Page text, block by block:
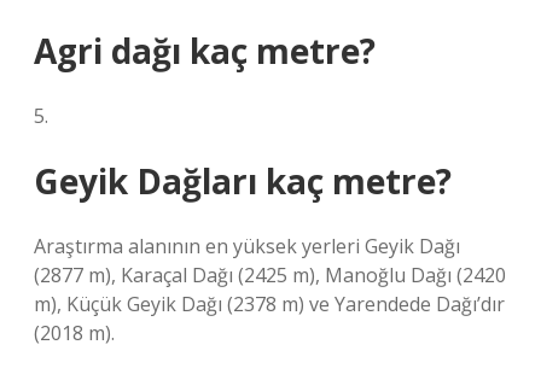
Agri dağı kaç metre?
5.
Geyik Dağları kaç metre?
Araştırma alanının en yüksek yerleri Geyik Dağı
(2877 m), Karaçal Dağı (2425 m), Manoğlu Dağı (2420
m), Küçük Geyik Dağı (2378 m) ve Yarendede Dağı’dır
(2018 m).